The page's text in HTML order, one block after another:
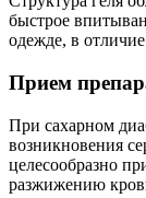
быстрое
одежде, в
Прием
При сахарном
возникновения
целесообразно
разжижению